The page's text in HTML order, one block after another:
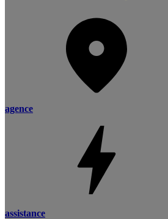
agence
assistance